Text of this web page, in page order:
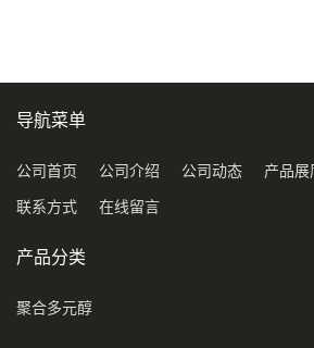
导航菜单
公司首页 公司介绍 公司动态 产品展
联系方式 在线留言
产品分类
聚合多元醇